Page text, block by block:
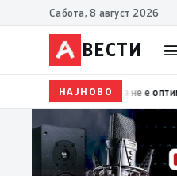
Сабота, 8 август 2026
ВЕСТИ
НАЈНОВО15:29Прва